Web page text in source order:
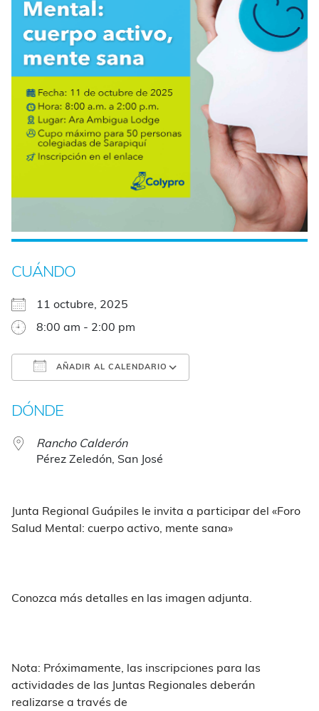
CUÁNDO
11 octubre, 2025
8:00 am - 2:00 pm
AÑADIR AL CALENDARIO
DÓNDE
Rancho Calderón
Pérez Zeledón, San José
Junta Regional Guápiles le invita a participar del «Foro
Salud Mental: cuerpo activo, mente sana»
Conozca más detalles en las imagen adjunta.
Nota: Próximamente, las inscripciones para las
actividades de las Juntas Regionales deberán
realizarse a través de